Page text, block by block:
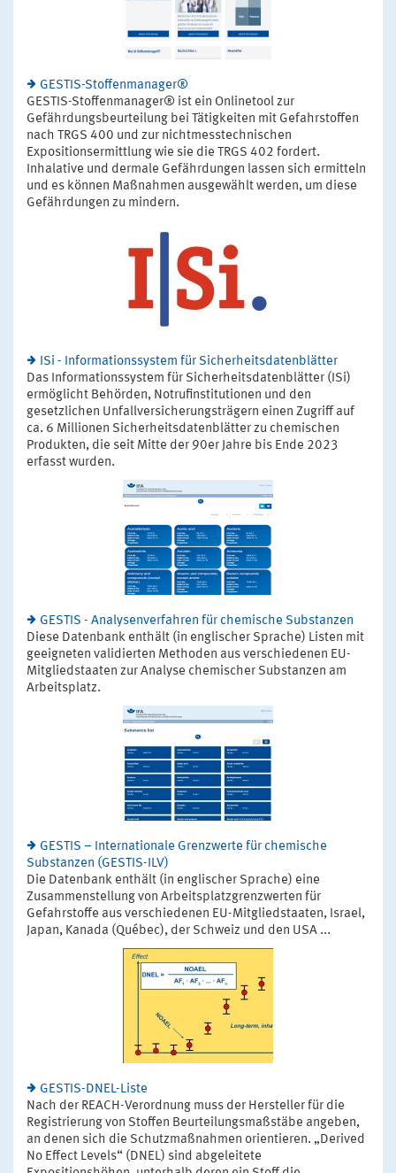
GESTIS-Stoffenmanager®
GESTIS-Stoffenmanager® ist ein Onlinetool zur
Gefährdungsbeurteilung bei Tätigkeiten mit Gefahrstoffen
nach TRGS 400 und zur nichtmesstechnischen
Expositionsermittlung wie sie die TRGS 402 fordert.
Inhalative und dermale Gefährdungen lassen sich ermitteln
und es können Maßnahmen ausgewählt werden, um diese
Gefährdungen zu mindern.
ISi - Informationssystem für Sicherheitsdatenblätter
Das Informationssystem für Sicherheitsdatenblätter (ISi)
ermöglicht Behörden, Notrufinstitutionen und den
gesetzlichen Unfallversicherungsträgern einen Zugriff auf
ca. 6 Millionen Sicherheitsdatenblätter zu chemischen
Produkten, die seit Mitte der 90er Jahre bis Ende 2023
erfasst wurden.
GESTIS - Analysenverfahren für chemische Substanzen
Diese Datenbank enthält (in englischer Sprache) Listen mit
geeigneten validierten Methoden aus verschiedenen EU-
Mitgliedstaaten zur Analyse chemischer Substanzen am
Arbeitsplatz.
GESTIS – Internationale Grenzwerte für chemische
Substanzen (GESTIS-ILV)
Die Datenbank enthält (in englischer Sprache) eine
Zusammenstellung von Arbeitsplatzgrenzwerten für
Gefahrstoffe aus verschiedenen EU-Mitgliedstaaten, Israel,
Japan, Kanada (Québec), der Schweiz und den USA ...
GESTIS-DNEL-Liste
Nach der REACH-Verordnung muss der Hersteller für die
Registrierung von Stoffen Beurteilungsmaßstäbe angeben,
an denen sich die Schutzmaßnahmen orientieren. „Derived
No Effect Levels“ (DNEL) sind abgeleitete